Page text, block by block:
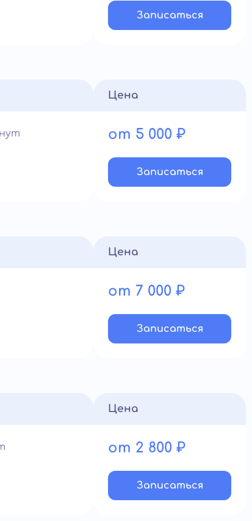
Записатьcя
Цена
от 5 000 ₽
Записатьcя
Цена
от 7 000 ₽
Записатьcя
Цена
от 2 800 ₽
Записатьcя